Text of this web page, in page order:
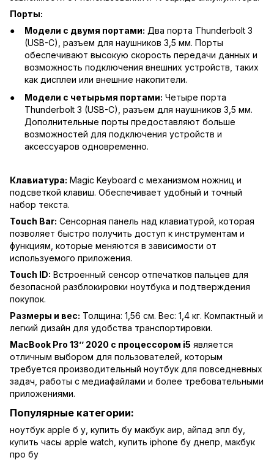
Порты:
Модели с двумя портами: Два порта Thunderbolt 3
(USB-C), разъем для наушников 3,5 мм. Порты
обеспечивают высокую скорость передачи данных и
возможность подключения внешних устройств, таких
как дисплеи или внешние накопители.
Модели с четырьмя портами: Четыре порта
Thunderbolt 3 (USB-C), разъем для наушников 3,5 мм.
Дополнительные порты предоставляют больше
возможностей для подключения устройств и
аксессуаров одновременно.
Клавиатура: Magic Keyboard с механизмом ножниц и
подсветкой клавиш. Обеспечивает удобный и точный
набор текста.
Touch Bar: Сенсорная панель над клавиатурой, которая
позволяет быстро получить доступ к инструментам и
функциям, которые меняются в зависимости от
используемого приложения.
Touch ID: Встроенный сенсор отпечатков пальцев для
безопасной разблокировки ноутбука и подтверждения
покупок.
Размеры и вес: Толщина: 1,56 см. Вес: 1,4 кг. Компактный и
легкий дизайн для удобства транспортировки.
MacBook Pro 13’’ 2020 с процессором i5 является
отличным выбором для пользователей, которым
требуется производительный ноутбук для повседневных
задач, работы с медиафайлами и более требовательными
приложениями.
Популярные категории:
ноутбук apple б у купить бу макбук аир айпад эпл бу
купить часы apple watch купить iphone бу днепр макбук
про бу